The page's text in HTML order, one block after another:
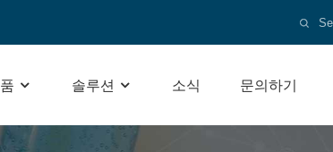
솔루션 소식 문의하기